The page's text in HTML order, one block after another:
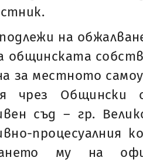
на
общинската
за местното
чрез Общински
съд – гр.
процесуалния
му на